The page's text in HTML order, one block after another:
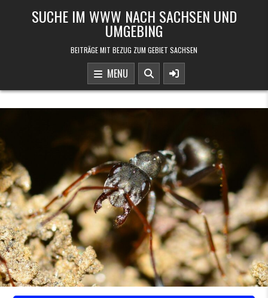
SUCHE IM WWW NACH SACHSEN UND
UMGEBING
BEITRÄGE MIT BEZUG ZUM GEBIET SACHSEN
MENU